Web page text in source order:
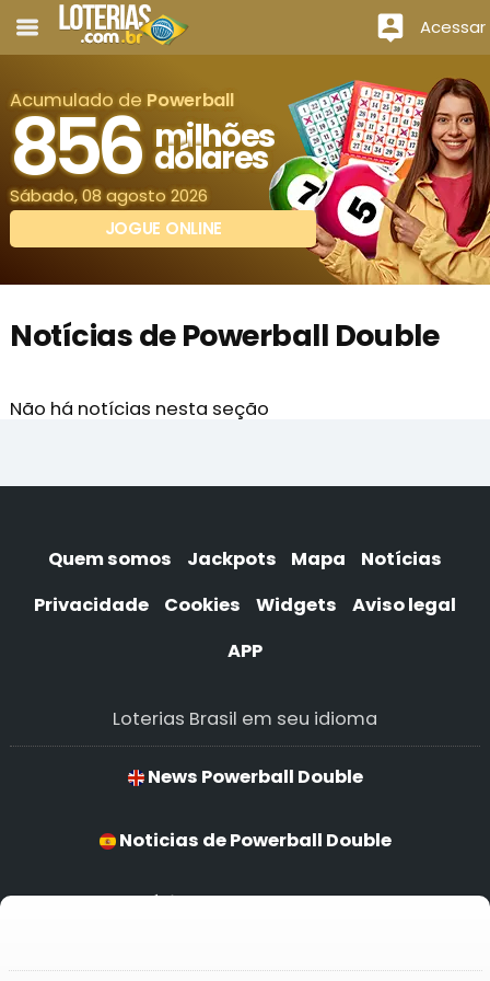
Acessar
Acumulado de Powerball
856 milhões
dólares
Sábado, 08 agosto 2026
JOGUE ONLINE
Notícias de Powerball Double
Não há notícias nesta seção
Quem somos Jackpots Mapa
Notícias
Privacidade
Cookies Widgets
Aviso legal
APP
Loterias Brasil em seu idioma
News Powerball Double
Noticias de Powerball Double
Notícias de Powerball Double
Powerball Double Nachrichten